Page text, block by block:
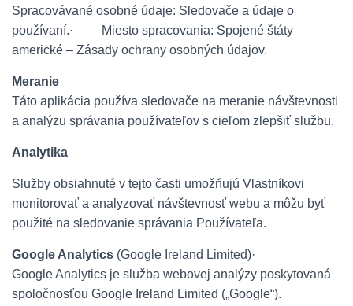
Spracovávané osobné údaje: Sledovače a údaje o
používaní.·
Miesto spracovania: Spojené štáty
americké – Zásady ochrany osobných údajov.
Meranie
Táto aplikácia používa sledovače na meranie návštevnosti
a analýzu správania používateľov s cieľom zlepšiť službu.
Analytika
Služby obsiahnuté v tejto časti umožňujú Vlastníkovi
monitorovať a analyzovať návštevnosť webu a môžu byť
použité na sledovanie správania Používateľa.
Google Analytics (Google Ireland Limited)·
Google Analytics je služba webovej analýzy poskytovaná
spoločnosťou Google Ireland Limited („Google“).